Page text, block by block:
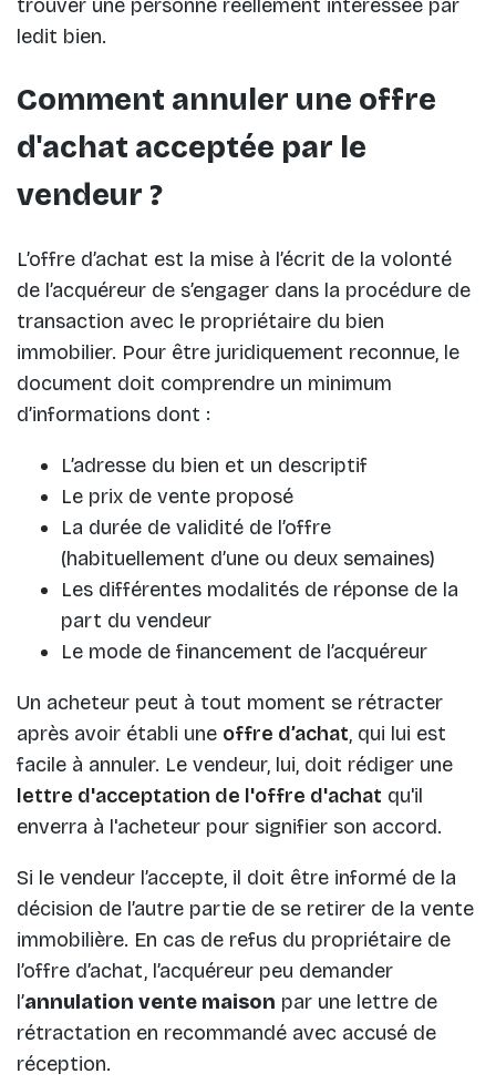
trouver une personne réellement intéressée par
ledit bien.
Comment annuler une offre
d'achat acceptée par le
vendeur ?
L’offre d’achat est la mise à l’écrit de la volonté
de l’acquéreur de s’engager dans la procédure de
transaction avec le propriétaire du bien
immobilier. Pour être juridiquement reconnue, le
document doit comprendre un minimum
d’informations dont :
L’adresse du bien et un descriptif
Le prix de vente proposé
La durée de validité de l’offre
(habituellement d’une ou deux semaines)
Les différentes modalités de réponse de la
part du vendeur
Le mode de financement de l’acquéreur
Un acheteur peut à tout moment se rétracter
après avoir établi une offre d’achat, qui lui est
facile à annuler. Le vendeur, lui, doit rédiger une
lettre d'acceptation de l'offre d'achat qu'il
enverra à l'acheteur pour signifier son accord.
Si le vendeur l’accepte, il doit être informé de la
décision de l’autre partie de se retirer de la vente
immobilière. En cas de refus du propriétaire de
l’offre d’achat, l’acquéreur peu demander
l’annulation vente maison par une lettre de
rétractation en recommandé avec accusé de
réception.